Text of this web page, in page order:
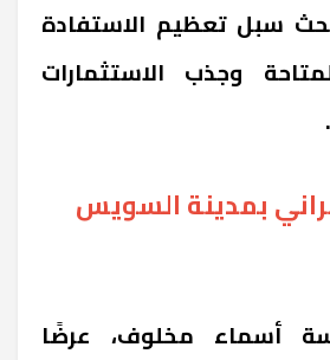
سبل تعظيم الاستفادة
وجذب الاستثمارات
بمدينة السويس
أسماء مخلوف، عرضًا